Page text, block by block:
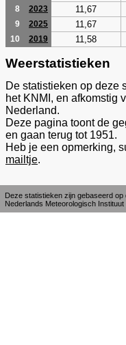
8 2023 11,67
9 2025 11,67
10 2019 11,58
Weerstatistieken
De statistieken op deze
het KNMI, en afkomstig
Nederland.
Deze pagina toont de
en gaan terug tot 1951.
Heb je een opmerking,
mailtje.
Deze statistieken zijn gebaseerd
Nederlands Meteorologisch Instituut